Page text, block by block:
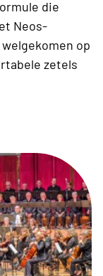
die
Neos-
op
zetels